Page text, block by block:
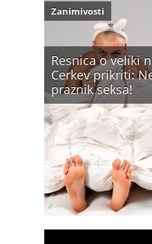
Resnica o veliki
Cerkev prikriti:
praznik seksa!
Zanimivosti